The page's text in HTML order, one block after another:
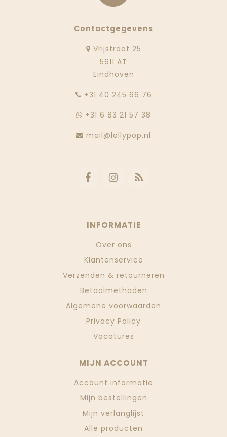
Contactgegevens
Vrijstraat 25
5611 AT
Eindhoven
‭+31 40 245 66 76
+31 6 83 21 57 38
mail@lollypop.nl
INFORMATIE
Over ons
Klantenservice
Verzenden & retourneren
Betaalmethoden
Algemene voorwaarden
Privacy Policy
Vacatures
MIJN ACCOUNT
Account informatie
Mijn bestellingen
Mijn verlanglijst
Alle producten